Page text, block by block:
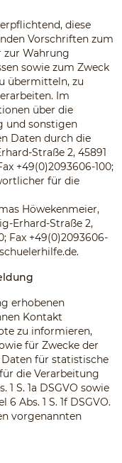
diese
Vorschriften zum
zur Wahrung
sowie zum Zweck
übermitteln, zu
Im
über die
und sonstigen
Daten durch die
Straße 2, 45891
+49(0)2093606-100;
für die
Höwekenmeier,
Erhard-Straße 2,
Fax +49(0)2093606-
.
erhobenen
Kontakt
zu informieren,
für Zwecke der
für statistische
die Verarbeitung
S. 1a DSGVO sowie
6 Abs. 1 S. 1f DSGVO.
vorgenannten